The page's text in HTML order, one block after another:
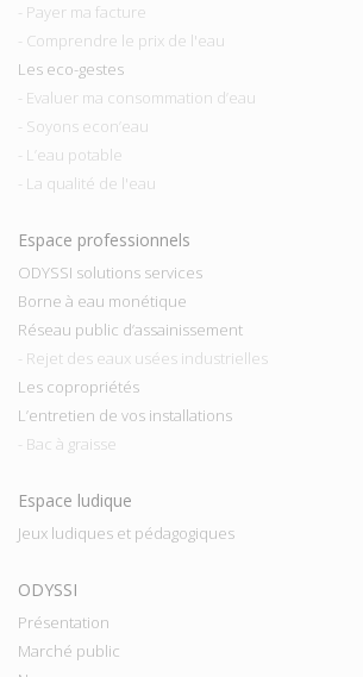
- Payer ma facture
- Comprendre le prix de l'eau
Les eco-gestes
- Evaluer ma consommation d’eau
- Soyons econ’eau
- L’eau potable
- La qualité de l'eau
Espace professionnels
ODYSSI solutions services
Borne à eau monétique
Réseau public d’assainissement
- Rejet des eaux usées industrielles
Les copropriétés
L’entretien de vos installations
- Bac à graisse
Espace ludique
Jeux ludiques et pédagogiques
ODYSSI
Présentation
Marché public